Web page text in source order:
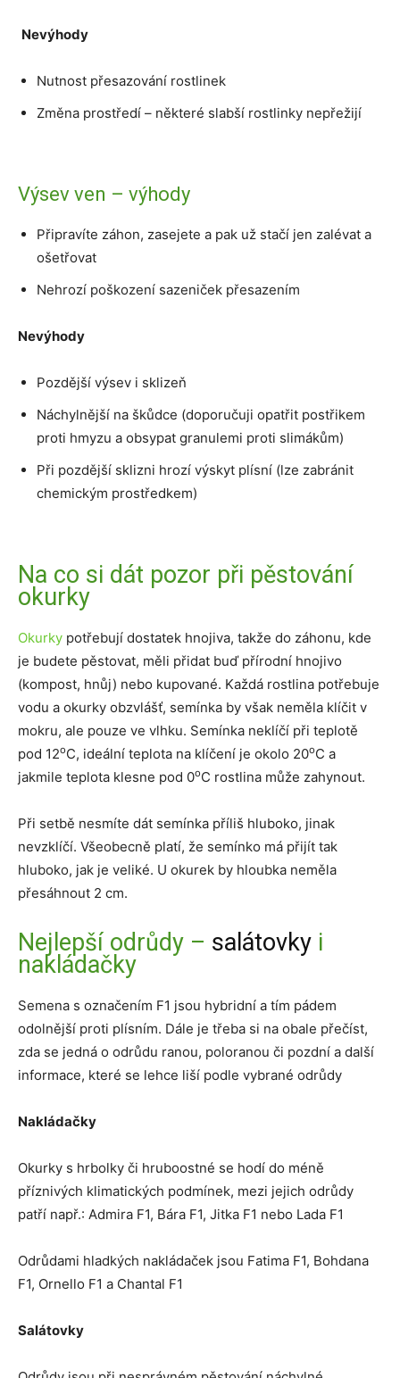
Nevýhody
Nutnost přesazování rostlinek
Změna prostředí – některé slabší rostlinky nepřežijí
Výsev ven – výhody
Připravíte záhon, zasejete a pak už stačí jen zalévat a
ošetřovat
Nehrozí poškození sazeniček přesazením
Nevýhody
Pozdější výsev i sklizeň
Náchylnější na škůdce (doporučuji opatřit postřikem
proti hmyzu a obsypat granulemi proti slimákům)
Při pozdější sklizni hrozí výskyt plísní (lze zabránit
chemickým prostředkem)
Na co si dát pozor při pěstování
okurky
Okurky potřebují dostatek hnojiva, takže do záhonu, kde
je budete pěstovat, měli přidat buď přírodní hnojivo
(kompost, hnůj) nebo kupované. Každá rostlina potřebuje
vodu a okurky obzvlášť, semínka by však neměla klíčit v
mokru, ale pouze ve vlhku. Semínka neklíčí při teplotě
pod 12oC, ideální teplota na klíčení je okolo 20oC a
jakmile teplota klesne pod 0oC rostlina může zahynout.
Při setbě nesmíte dát semínka příliš hluboko, jinak
nevzklíčí. Všeobecně platí, že semínko má přijít tak
hluboko, jak je veliké. U okurek by hloubka neměla
přesáhnout 2 cm.
Nejlepší odrůdy – salátovky i
nakládačky
Semena s označením F1 jsou hybridní a tím pádem
odolnější proti plísním. Dále je třeba si na obale přečíst,
zda se jedná o odrůdu ranou, poloranou či pozdní a další
informace, které se lehce liší podle vybrané odrůdy
Nakládačky
Okurky s hrbolky či hruboostné se hodí do méně
příznivých klimatických podmínek, mezi jejich odrůdy
patří např.: Admira F1, Bára F1, Jitka F1 nebo Lada F1
Odrůdami hladkých nakládaček jsou Fatima F1, Bohdana
F1, Ornello F1 a Chantal F1
Salátovky